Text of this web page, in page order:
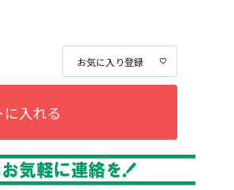
お気に入り登録
に入れる